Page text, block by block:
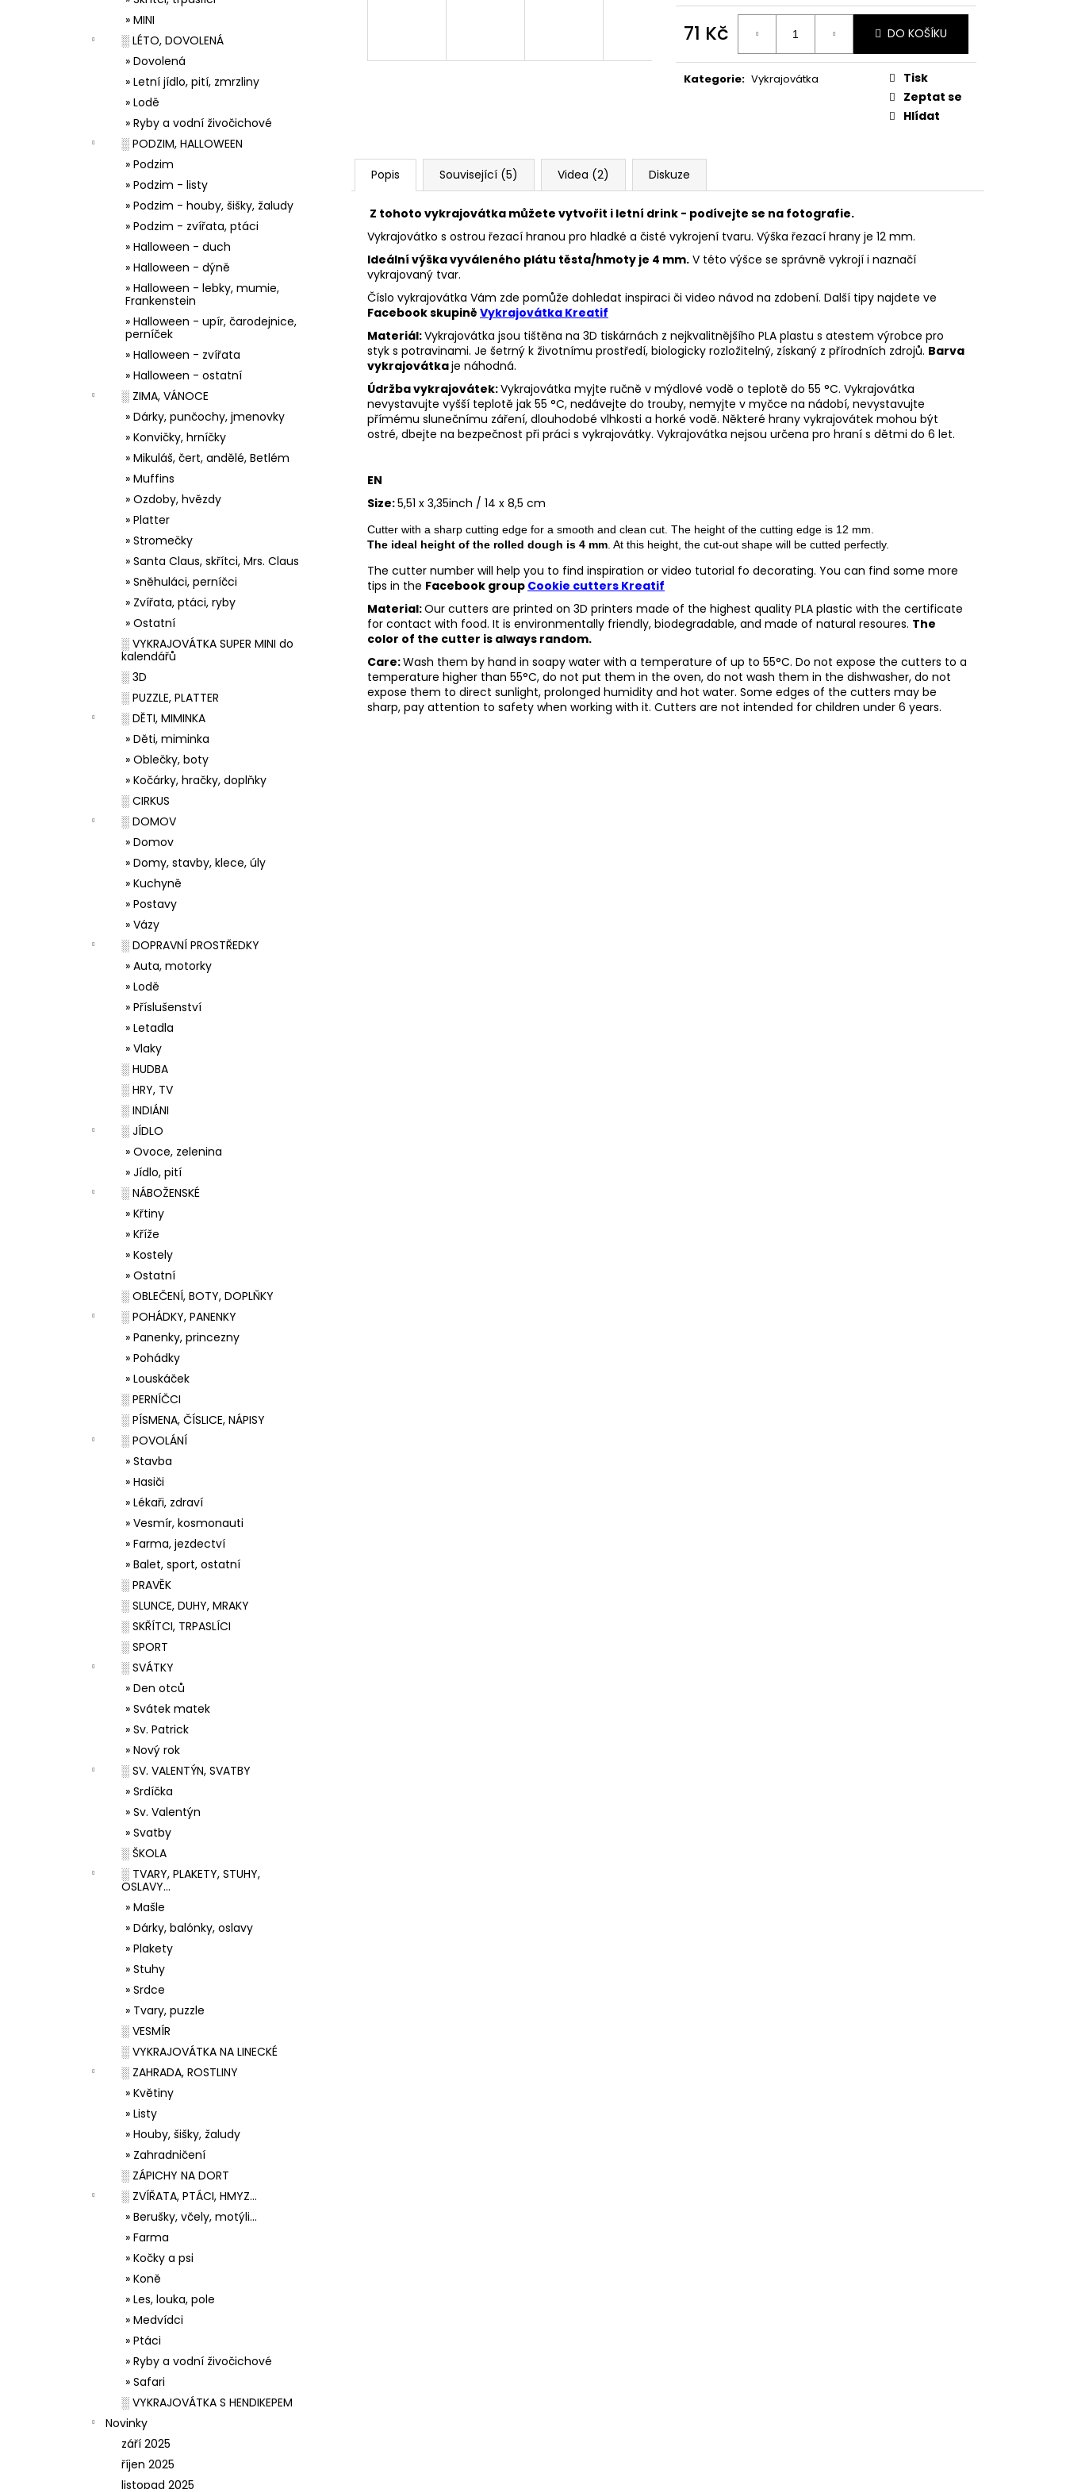
» MINI
░ LÉTO, DOVOLENÁ
» Dovolená
» Letní jídlo, pití, zmrzliny
» Lodě
» Ryby a vodní živočichové
░ PODZIM, HALLOWEEN
» Podzim
» Podzim - listy
» Podzim - houby, šišky, žaludy
» Podzim - zvířata, ptáci
» Halloween - duch
» Halloween - dýně
» Halloween - lebky, mumie,
Frankenstein
» Halloween - upír, čarodejnice,
perníček
» Halloween - zvířata
» Halloween - ostatní
░ ZIMA, VÁNOCE
» Dárky, punčochy, jmenovky
» Konvičky, hrníčky
» Mikuláš, čert, andělé, Betlém
» Muffins
» Ozdoby, hvězdy
» Platter
» Stromečky
» Santa Claus, skřítci, Mrs. Claus
» Sněhuláci, perníčci
» Zvířata, ptáci, ryby
» Ostatní
░ VYKRAJOVÁTKA SUPER MINI do
kalendářů
░ 3D
░ PUZZLE, PLATTER
░ DĚTI, MIMINKA
» Děti, miminka
» Oblečky, boty
» Kočárky, hračky, doplňky
░ CIRKUS
░ DOMOV
» Domov
» Domy, stavby, klece, úly
» Kuchyně
» Postavy
» Vázy
░ DOPRAVNÍ PROSTŘEDKY
» Auta, motorky
» Lodě
» Příslušenství
» Letadla
» Vlaky
░ HUDBA
░ HRY, TV
░ INDIÁNI
░ JÍDLO
» Ovoce, zelenina
» Jídlo, pití
░ NÁBOŽENSKÉ
» Křtiny
» Kříže
» Kostely
» Ostatní
░ OBLEČENÍ, BOTY, DOPLŇKY
░ POHÁDKY, PANENKY
» Panenky, princezny
» Pohádky
» Louskáček
░ PERNÍČCI
░ PÍSMENA, ČÍSLICE, NÁPISY
░ POVOLÁNÍ
» Stavba
» Hasiči
» Lékaři, zdraví
» Vesmír, kosmonauti
» Farma, jezdectví
» Balet, sport, ostatní
░ PRAVĚK
░ SLUNCE, DUHY, MRAKY
░ SKŘÍTCI, TRPASLÍCI
░ SPORT
░ SVÁTKY
» Den otců
» Svátek matek
» Sv. Patrick
» Nový rok
░ SV. VALENTÝN, SVATBY
» Srdíčka
» Sv. Valentýn
» Svatby
░ ŠKOLA
░ TVARY, PLAKETY, STUHY,
OSLAVY...
» Mašle
» Dárky, balónky, oslavy
» Plakety
» Stuhy
» Srdce
» Tvary, puzzle
░ VESMÍR
░ VYKRAJOVÁTKA NA LINECKÉ
░ ZAHRADA, ROSTLINY
» Květiny
» Listy
» Houby, šišky, žaludy
» Zahradničení
░ ZÁPICHY NA DORT
░ ZVÍŘATA, PTÁCI, HMYZ...
» Berušky, včely, motýli...
» Farma
» Kočky a psi
» Koně
» Les, louka, pole
» Medvídci
» Ptáci
» Ryby a vodní živočichové
» Safari
░ VYKRAJOVÁTKA S HENDIKEPEM
Novinky
září 2025
říjen 2025
listopad 2025
71 Kč
cena:
DO KOŠÍKU
Kategorie: Vykrajovátka
Tisk
Zeptat se
Hlídat
Popis Související (5) Videa (2) Diskuze
Z tohoto vykrajovátka můžete vytvořit i letní drink - podívejte se na fotografie.
Vykrajovátko s ostrou řezací hranou pro hladké a čisté vykrojení tvaru. Výška řezací hrany je 12 mm.
Ideální výška vyváleného plátu těsta/hmoty je 4 mm. V této výšce se správně vykrojí i naznačí
vykrajovaný tvar.
Číslo vykrajovátka Vám zde pomůže dohledat inspiraci či video návod na zdobení. Další tipy najdete ve
Facebook skupině Vykrajovátka Kreatif
Materiál:Vykrajovátka jsou tištěna na 3D tiskárnách z nejkvalitnějšího PLA plastu s atestem výrobce pro
styk s potravinami. Je šetrný k životnímu prostředí, biologicky rozložitelný, získaný z přírodních zdrojů. Barva
vykrajovátkaje náhodná.
Údržba vykrajovátek:Vykrajovátka myjte ručně v mýdlové vodě o teplotě do 55 °C. Vykrajovátka
nevystavujte vyšší teplotě jak 55 °C, nedávejte do trouby, nemyjte v myčce na nádobí, nevystavujte
přímému slunečnímu záření, dlouhodobé vlhkosti a horké vodě. Některé hrany vykrajovátek mohou být
ostré, dbejte na bezpečnost při práci s vykrajovátky. Vykrajovátka nejsou určena pro hraní s dětmi do 6 let.
EN
Size:5,51 x 3,35inch / 14 x 8,5 cm
Cutter with a sharp cutting edge for a smooth and clean cut. The height of the cutting edge is 12 mm.
The ideal height of the rolled dough is 4 mm . At this height, the cut-out shape will be cutted perfectly.
The cutter number will help you to find inspiration or video tutorial fo decorating. You can find some more
tips in the Facebook group Cookie cutters Kreatif
Material:Our cutters are printed on 3D printers made of the highest quality PLA plastic with the certificate
for contact with food. It is environmentally friendly, biodegradable, and made of natural resoures. The
color of the cutter is always random.
Care:Wash them by hand in soapy water with a temperature of up to 55°C. Do not expose the cutters to a
temperature higher than 55°C, do not put them in the oven, do not wash them in the dishwasher, do not
expose them to direct sunlight, prolonged humidity and hot water. Some edges of the cutters may be
sharp, pay attention to safety when working with it. Cutters are not intended for children under 6 years.
33001 ZDOBÍCÍ SÁČEK
VYKRAJOVÁTKA PODZIMNÍ KOLEKCE